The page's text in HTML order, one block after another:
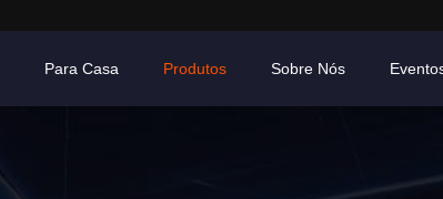
Para Casa Produtos Sobre Nós